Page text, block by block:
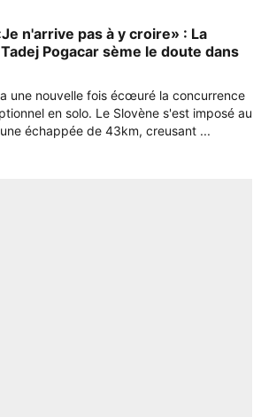
n'arrive pas à y croire» : La
Pogacar sème le doute dans
une nouvelle fois écœuré la concurrence
en solo. Le Slovène s'est imposé au
échappée de 43km, creusant ...